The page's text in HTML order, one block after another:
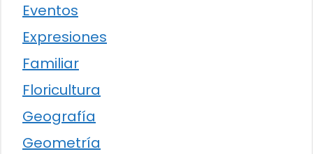
Eventos
Expresiones
Familiar
Floricultura
Geografía
Geometría